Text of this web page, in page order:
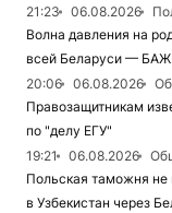
21:23 06.08.2026
Волна давления на
всей Беларуси — БАЖ
20:06
06.08.2026
Правозащитникам
по "делу ЕГУ"
19:21
06.08.2026
Польская таможня
в Узбекистан через